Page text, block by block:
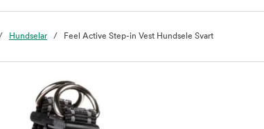
Hundselar Feel Active Step-in Vest Hundsele Svart